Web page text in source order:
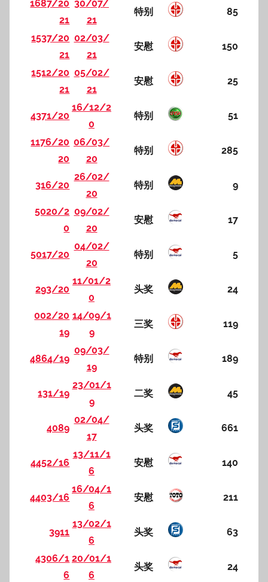
1687/20
21
30/07/
21
特别 85
1537/20
21
02/03/
21
安慰 150
1512/20
21
05/02/
21
安慰 25
4371/20
16/12/2
0
特别 51
1176/20
20
06/03/
20
特别 285
316/20
26/02/
20
特别 9
5020/2
0
09/02/
20
安慰 17
5017/20
04/02/
20
特别 5
293/20
11/01/2
0
头奖 24
002/20
19
14/09/1
9
三奖 119
4864/19
09/03/
19
特别 189
131/19
23/01/1
9
二奖 45
4089
02/04/
17
头奖 661
4452/16
13/11/1
6
安慰 140
4403/16
16/04/1
6
安慰 211
3911
13/02/1
6
头奖 63
4306/1
6
20/01/1
6
头奖 24